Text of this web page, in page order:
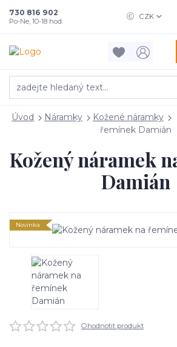
CZK
730 816 902
Po-Ne, 10-18 hod.
Úvod Náramky Kožené náramky
řemínek Damián
Kožený náramek
Damián
Novinka
Ohodnotit produkt